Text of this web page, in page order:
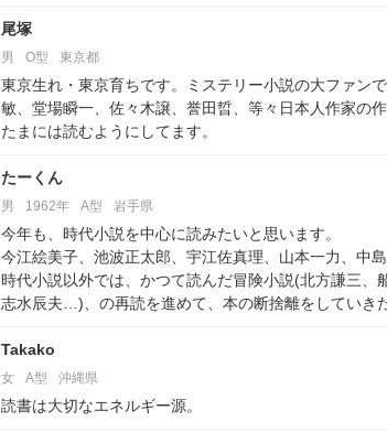
尾塚
男 O型 東京都
東京生れ・東京育ちです。ミステリー小説の大ファン
敏、堂場瞬一、佐々木譲、誉田晢、等々日本人作家の
たまには読むようにしてます。
たーくん
男 1962年 A型 岩手県
今年も、時代小説を中心に読みたいと思います。
今江絵美子、池波正太郎、宇江佐真理、山本一力、中
時代小説以外では、かつて読んだ冒険小説(北方謙三、
志水辰夫…)、の再読を進めて、本の断捨離をしていき
Takako
女 A型 沖縄県
読書は大切なエネルギー源。